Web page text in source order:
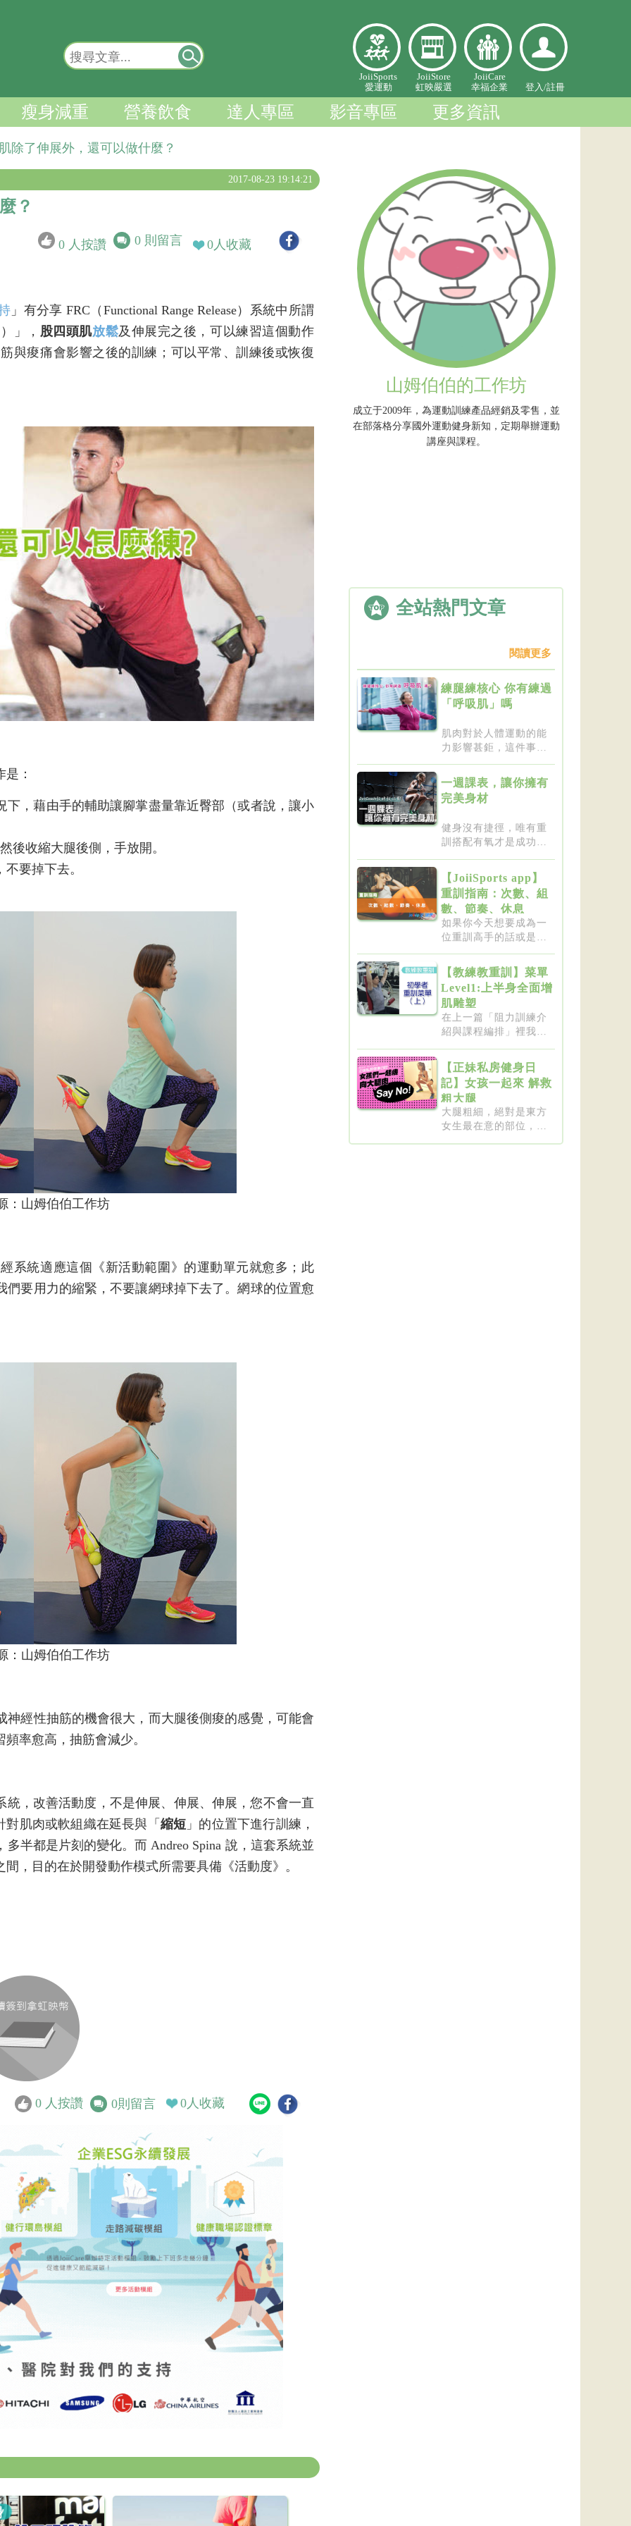
愛
運
動
虹映嚴
選
幸福企
業
人中心
JoiiSports
愛運動
JoiiStore
虹映嚴選
JoiiCare
幸福企業
登入/註冊
瘦身減重 營養飲食 達人專區 影音專區 更多資訊
除了伸展外，還可以做什麼？
2017-08-23 19:14:21
？
0 人按讚 0 則留言 0人收藏
」有分享 FRC（Functional Range Release）系統中所謂
」， 股四頭肌放鬆及伸展完之後，可以練習這個動作
與痠痛會影響之後的訓練；可以平常、訓練後或恢復
：
，藉由手的輔助讓腳掌盡量靠近臀部（或者說，讓小
後收縮大腿後側，手放開。
要掉下去。
：山姆伯伯工作坊
系統適應這個《新活動範圍》的運動單元就愈多；此
要用力的縮緊，不要讓網球掉下去了。網球的位置愈
：山姆伯伯工作坊
經性抽筋的機會很大，而大腿後側痠的感覺，可能會
率愈高，抽筋會減少。
統，改善活動度，不是伸展、伸展、伸展，您不會一直
肌肉或軟組織在延長與「 縮短 」的位置下進行訓練，
半都是片刻的變化。而 Andreo Spina 說，這套系統並
，目的在於開發動作模式所需要具備《活動度》。
0 人按讚 0則留言 0人收藏
山姆伯伯的工作坊
成立于2009年，為運動訓練產品經銷及零售，並
在部落格分享國外運動健身新知，定期舉辦運動
講座與課程。
全站熱門文章
閱讀更多
練腿練核心 你有練過
「呼吸肌」嗎
肌肉對於人體運動的能
力影響甚鉅，這件事一
一週課表，讓你擁有
完美身材
健身沒有捷徑，唯有重
訓搭配有氧才是成功的
【JoiiSports app】
重訓指南：次數、組
數、節奏、休息
如果你今天想要成為一
位重訓高手的話或是想
【教練教重訓】菜單
Level1:上半身全面增
肌雕塑
在上一篇「阻力訓練介
紹與課程編排」裡我們
【正妹私房健身日
記】女孩一起來 解救
粗大腿
大腿粗細，絕對是東方
女生最在意的部位，彷